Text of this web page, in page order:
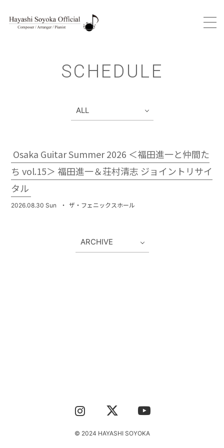
SCHEDULE
WORKS
DISCOGRAPHY
VIDEO
TOPICS
SCHEDULE
Osaka Guitar Summer 2026 ＜福田進一と仲間た
ち vol.15＞ 福田進一＆荘村清志 ジョイントリサイ
タル
2026.08.30 Sun ・ ザ・フェニックスホール
© 2024 HAYASHI SOYOKA